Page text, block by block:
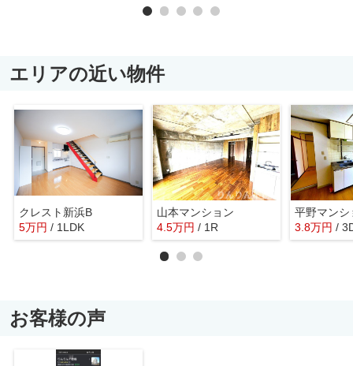
エリアの近い物件
クレスト新浜B
5万円 / 1LDK
山本マンション
4.5万円 / 1R
平野マンシ
3.8万円 /
お客様の声